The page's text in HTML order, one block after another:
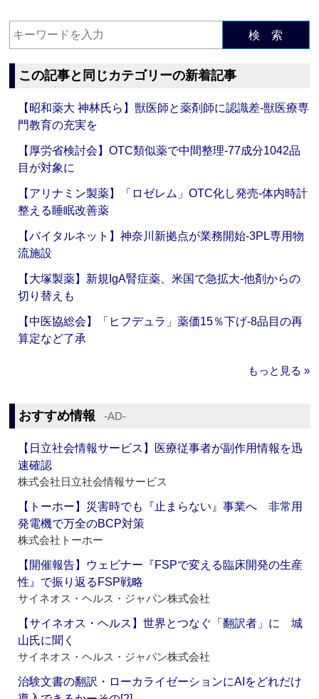
検 索
この記事と同じカテゴリーの新着記事
【昭和薬大 神林氏ら】獣医師と薬剤師に認識差‐獣医療専
門教育の充実を
【厚労省検討会】OTC類似薬で中間整理‐77成分1042品
目が対象に
【アリナミン製薬】「ロゼレム」OTC化し発売‐体内時計
整える睡眠改善薬
【バイタルネット】神奈川新拠点が業務開始‐3PL専用物
流施設
【大塚製薬】新規IgA腎症薬、米国で急拡大‐他剤からの
切り替えも
【中医協総会】「ヒフデュラ」薬価15％下げ‐8品目の再
算定など了承
もっと見る »
おすすめ情報 ‐AD‐
【日立社会情報サービス】医療従事者が副作用情報を迅
速確認
株式会社日立社会情報サービス
【トーホー】災害時でも『止まらない』事業へ 非常用
発電機で万全のBCP対策
株式会社トーホー
【開催報告】ウェビナー『FSPで変える臨床開発の生産
性』で振り返るFSP戦略
サイネオス・ヘルス・ジャパン株式会社
【サイネオス・ヘルス】世界とつなぐ「翻訳者」に 城
山氏に聞く
サイネオス・ヘルス・ジャパン株式会社
治験文書の翻訳・ローカライゼーションにAIをどれだけ